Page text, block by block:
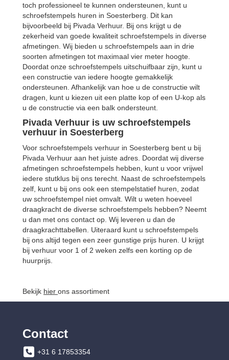
toch professioneel te kunnen ondersteunen, kunt u
schroefstempels huren in Soesterberg. Dit kan
bijvoorbeeld bij Pivada Verhuur. Bij ons krijgt u de
zekerheid van goede kwaliteit schroefstempels in diverse
afmetingen. Wij bieden u schroefstempels aan in drie
soorten afmetingen tot maximaal vier meter hoogte.
Doordat onze schroefstempels uitschuifbaar zijn, kunt u
een constructie van iedere hoogte gemakkelijk
ondersteunen. Afhankelijk van hoe u de constructie wilt
dragen, kunt u kiezen uit een platte kop of een U-kop als
u de constructie via een balk ondersteunt.
Pivada Verhuur is uw schroefstempels
verhuur in Soesterberg
Voor schroefstempels verhuur in Soesterberg bent u bij
Pivada Verhuur aan het juiste adres. Doordat wij diverse
afmetingen schroefstempels hebben, kunt u voor vrijwel
iedere stutklus bij ons terecht. Naast de schroefstempels
zelf, kunt u bij ons ook een stempelstatief huren, zodat
uw schroefstempel niet omvalt. Wilt u weten hoeveel
draagkracht de diverse schroefstempels hebben? Neemt
u dan met ons contact op. Wij leveren u dan de
draagkrachttabellen. Uiteraard kunt u schroefstempels
bij ons altijd tegen een zeer gunstige prijs huren. U krijgt
bij verhuur voor 1 of 2 weken zelfs een korting op de
huurprijs.
Bekijk hier ons assortiment
Contact
+31 6 17853354